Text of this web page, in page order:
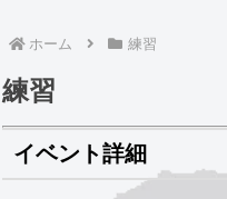
ホーム 練習
練習
イベント詳細